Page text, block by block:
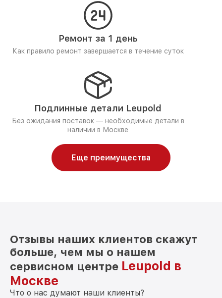
Ремонт за 1 день
Как правило ремонт завершается в течение суток
Подлинные детали Leupold
Без ожидания поставок — необходимые детали в
наличии в Москве
Еще преимущества
Отзывы наших клиентов скажут
больше, чем мы о нашем
сервисном центре Leupold в
Москве
Что о нас думают наши клиенты?